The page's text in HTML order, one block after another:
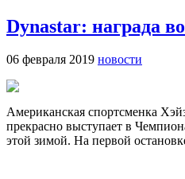
Dynastar: награда
06 февраля 2019 новости
Американская спортсменка
прекрасно выступает в
этой зимой. На первой